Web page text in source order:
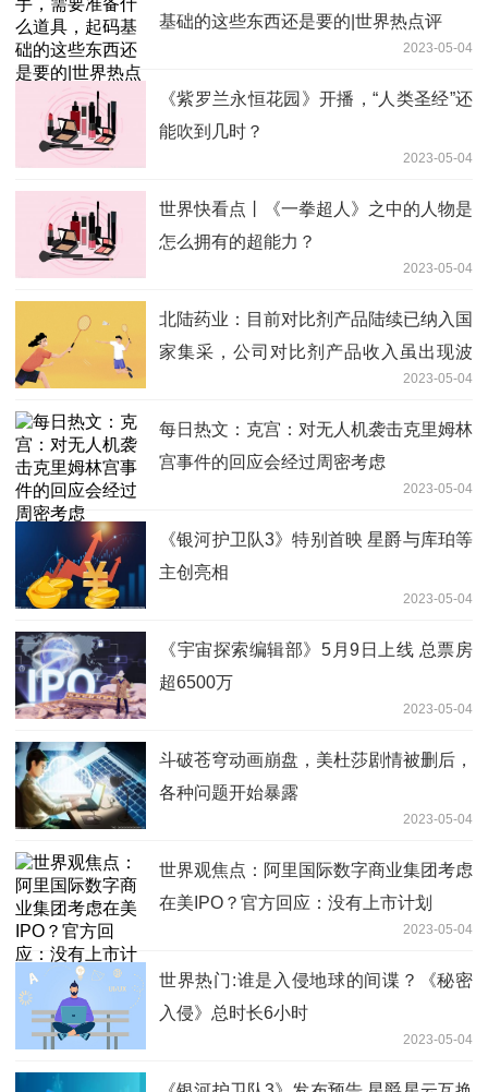
基础的这些东西还是要的|世界热点评
2023-05-04
《紫罗兰永恒花园》开播，“人类圣经”还
能吹到几时？
2023-05-04
世界快看点丨《一拳超人》之中的人物是
怎么拥有的超能力？
2023-05-04
北陆药业：目前对比剂产品陆续已纳入国
家集采，公司对比剂产品收入虽出现波
动，但市场份额较上年有所增长 头条
2023-05-04
每日热文：克宫：对无人机袭击克里姆林
宫事件的回应会经过周密考虑
2023-05-04
《银河护卫队3》特别首映 星爵与库珀等
主创亮相
2023-05-04
《宇宙探索编辑部》5月9日上线 总票房
超6500万
2023-05-04
斗破苍穹动画崩盘，美杜莎剧情被删后，
各种问题开始暴露
2023-05-04
世界观焦点：阿里国际数字商业集团考虑
在美IPO？官方回应：没有上市计划
2023-05-04
世界热门:谁是入侵地球的间谍？《秘密
入侵》总时长6小时
2023-05-04